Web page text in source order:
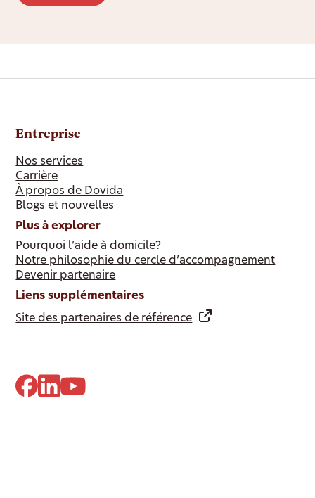
Entreprise
Nos services
Carrière
À propos de Dovida
Blogs et nouvelles
Plus à explorer
Pourquoi l’aide à domicile?
Notre philosophie du cercle d’accompagnement
Devenir partenaire
Liens supplémentaires
Site des partenaires de référence